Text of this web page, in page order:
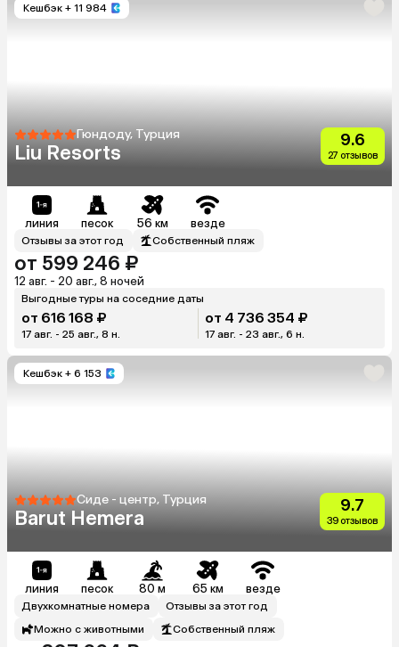
Кешбэк + 11 984
Гюндоду, Турция
Liu Resorts
9.6
27 отзывов
линия песок 56 км везде
Отзывы за этот год Собственный пляж
от 599 246 ₽
12 авг. - 20 авг., 8 ночей
Выгодные туры на соседние даты
от 616 168 ₽
17 авг. - 25 авг., 8 н.
от 4 736 354 ₽
17 авг. - 23 авг., 6 н.
Кешбэк + 6 153
Сиде - центр, Турция
Barut Hemera
9.7
39 отзывов
линия песок 80 м 65 км везде
Двухкомнатные номера
Отзывы за этот год
Можно с животными
Собственный пляж